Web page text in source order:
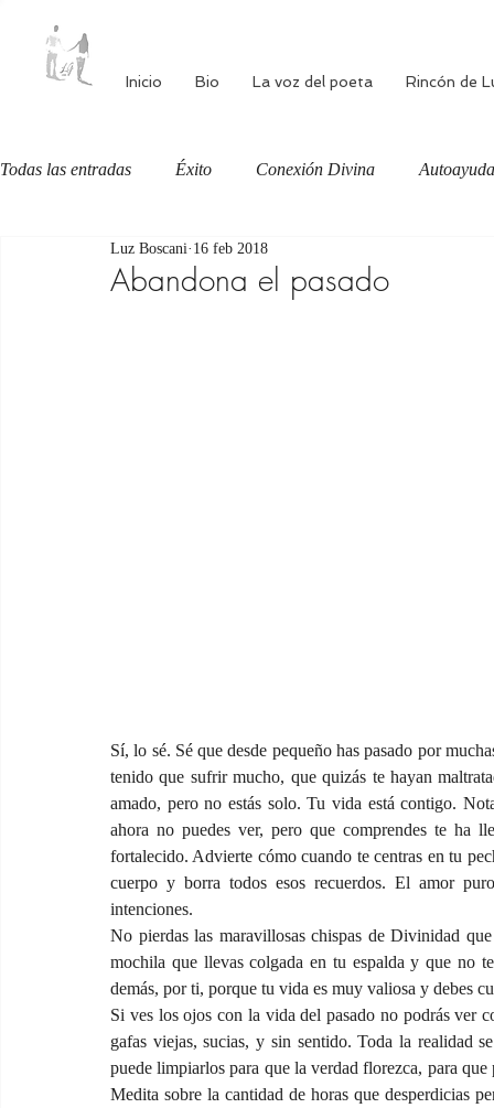
Inicio Bio La voz del poeta Rincón de
Todas las entradas Éxito Conexión Divina Autoayuda
Autoestima Alimentación consciente
Abandona el pasado
Luz Boscani 16 feb 2018
Sí, lo sé. Sé que desde pequeño has pasado por
tenido que sufrir mucho, que quizás te hayan
amado, pero no estás solo. Tu vida está contigo.
ahora no puedes ver, pero que comprendes te ha
fortalecido. Advierte cómo cuando te centras en tu
cuerpo y borra todos esos recuerdos. El amor
intenciones.
No pierdas las maravillosas chispas de Divinidad
mochila que llevas colgada en tu espalda y que no
demás, por ti, porque tu vida es muy valiosa y debes
Si ves los ojos con la vida del pasado no podrás ver
gafas viejas, sucias, y sin sentido. Toda la realidad
puede limpiarlos para que la verdad florezca, para
Medita sobre la cantidad de horas que desperdicias